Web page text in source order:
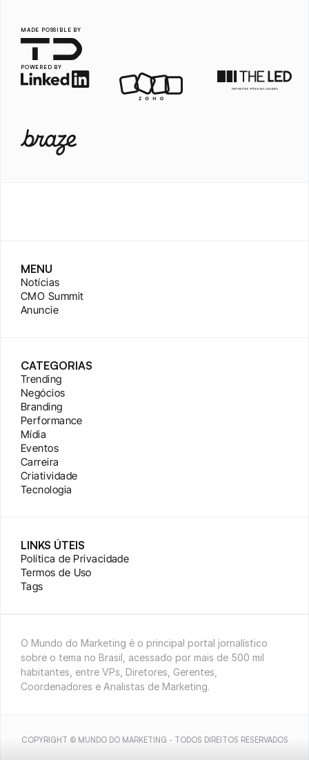
MADE POSSIBLE BY
POWERED BY
MENU
Notícias
CMO Summit
Anuncie
CATEGORIAS
Trending
Negócios
Branding
Performance
Mídia
Eventos
Carreira
Criatividade
Tecnologia
LINKS ÚTEIS
Política de Privacidade
Termos de Uso
Tags
O Mundo do Marketing é o principal portal jornalístico
sobre o tema no Brasil, acessado por mais de 500 mil
habitantes, entre VPs, Diretores, Gerentes,
Coordenadores e Analistas de Marketing.
COPYRIGHT © MUNDO DO MARKETING - TODOS DIREITOS RESERVADOS